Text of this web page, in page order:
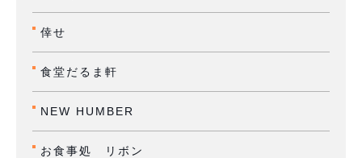
倖せ
食堂だるま軒
NEW HUMBER
お食事処 リボン